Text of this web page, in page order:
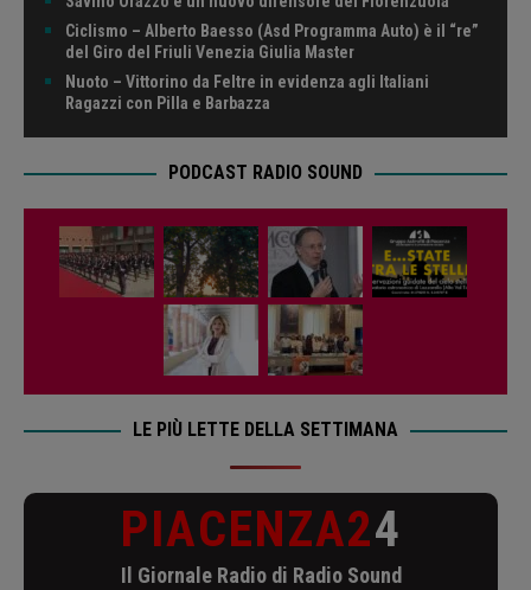
Ciclismo – Alberto Baesso (Asd Programma Auto) è il “re”
del Giro del Friuli Venezia Giulia Master
Nuoto – Vittorino da Feltre in evidenza agli Italiani
Ragazzi con Pilla e Barbazza
PODCAST RADIO SOUND
LE PIÙ LETTE DELLA SETTIMANA
PIACENZA24
Il Giornale Radio di Radio Sound